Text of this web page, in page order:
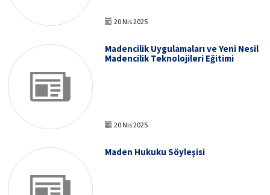
20 Nis 2025
Madencilik Uygulamaları ve Yeni Nesil
Madencilik Teknolojileri Eğitimi
20 Nis 2025
Maden Hukuku Söyleşisi